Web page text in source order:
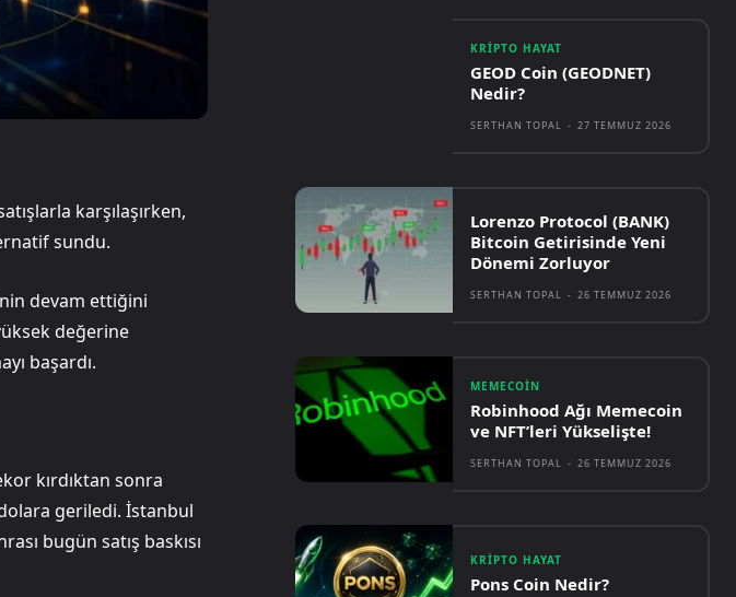
karşılaşırken,
sundu.
devam ettiğini
değerine
başardı.
kırdıktan sonra
geriledi. İstanbul
bugün satış baskısı
KRIPTO HAYAT
GEOD Coin (GEODNET)
Nedir?
SERTHAN TOPAL - 27 TEMMUZ 2026
Lorenzo Protocol (BANK)
Bitcoin Getirisinde Yeni
Dönemi Zorluyor
SERTHAN TOPAL - 26 TEMMUZ 2026
MEMECOIN
Robinhood Ağı Memecoin
ve NFT’leri Yükselişte!
SERTHAN TOPAL - 26 TEMMUZ 2026
KRIPTO HAYAT
Pons Coin Nedir?